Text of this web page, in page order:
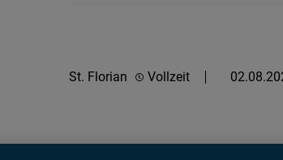
St. Florian Vollzeit